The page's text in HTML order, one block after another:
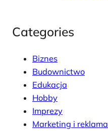
Categories
Biznes
Budownictwo
Edukacja
Hobby
Imprezy
Marketing i reklama